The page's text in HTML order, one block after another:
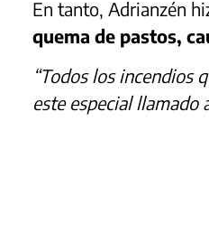
En tanto, Adrianzén
quema de pastos,
“Todos los incendios
este especial llamado